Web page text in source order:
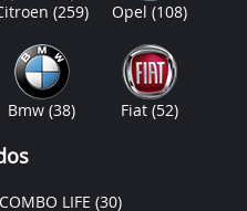
(259) Opel(108)
Bmw(38) Fiat(52)
COMBO LIFE (30)